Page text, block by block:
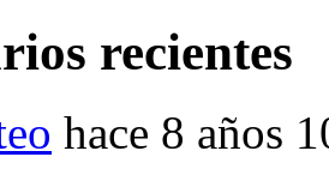
recientes
hace 8 años